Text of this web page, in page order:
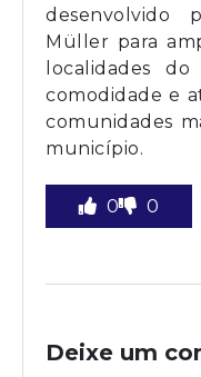
desenvolvido
Müller para
localidades
comodidade e
comunidades
município.
0 0
Deixe um